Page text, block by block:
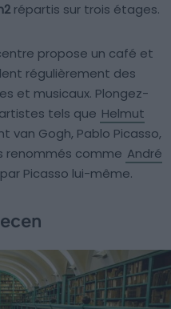
répartis sur trois étages.
propose un café et
régulièrement des
et musicaux. Plongez-
tels que Helmut
van Gogh, Pablo Picasso,
renommés comme André
Picasso lui-même.